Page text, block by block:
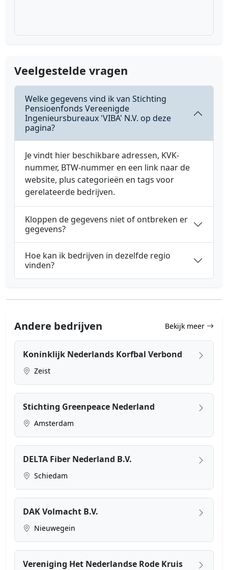
Veelgestelde vragen
Welke gegevens vind ik van Stichting
Pensioenfonds Vereenigde
Ingenieursbureaux 'VIBA' N.V. op deze
pagina?
Je vindt hier beschikbare adressen, KVK-
nummer, BTW-nummer en een link naar de
website, plus categorieën en tags voor
gerelateerde bedrijven.
Kloppen de gegevens niet of ontbreken er
gegevens?
Hoe kan ik bedrijven in dezelfde regio
vinden?
Andere bedrijven Bekijk meer
Koninklijk Nederlands Korfbal Verbond
Zeist
Stichting Greenpeace Nederland
Amsterdam
DELTA Fiber Nederland B.V.
Schiedam
DAK Volmacht B.V.
Nieuwegein
Vereniging Het Nederlandse Rode Kruis